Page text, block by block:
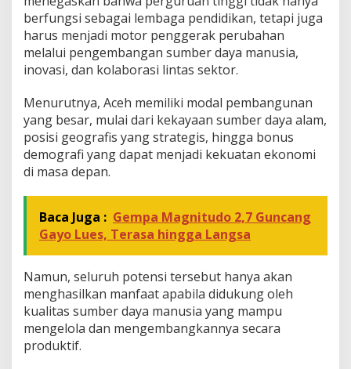
a
y
a
berfungsi sebagai lembaga pendidikan, tetapi juga
harus menjadi motor penggerak perubahan
melalui pengembangan sumber daya manusia,
inovasi, dan kolaborasi lintas sektor.
Menurutnya, Aceh memiliki modal pembangunan
yang besar, mulai dari kekayaan sumber daya alam,
posisi geografis yang strategis, hingga bonus
demografi yang dapat menjadi kekuatan ekonomi
di masa depan.
Baca Juga : Gempa Magnitudo 2,7 Guncang
Gayo Lues, Terasa hingga Langsa
Namun, seluruh potensi tersebut hanya akan
menghasilkan manfaat apabila didukung oleh
kualitas sumber daya manusia yang mampu
mengelola dan mengembangkannya secara
produktif.